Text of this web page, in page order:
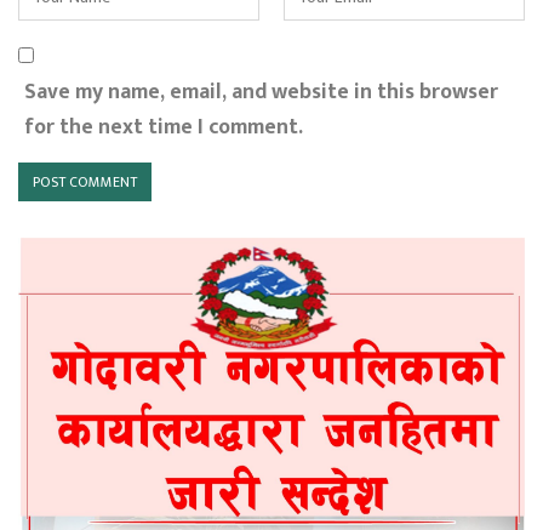
Save my name, email, and website in this browser
for the next time I comment.